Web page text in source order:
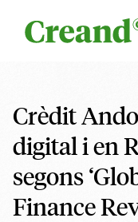
Crèdit
digital i en
segons
Finance